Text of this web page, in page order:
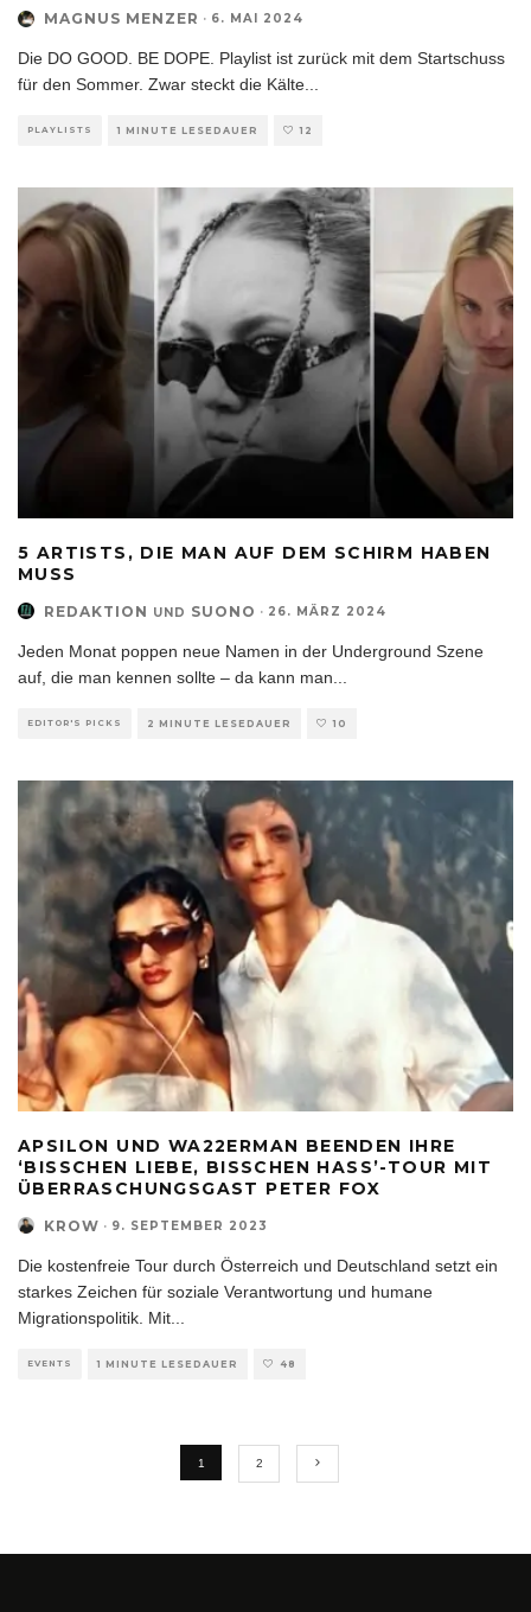
MAGNUS MENZER · 6. MAI 2024
Die DO GOOD. BE DOPE. Playlist ist zurück mit dem Startschuss
für den Sommer. Zwar steckt die Kälte...
PLAYLISTS 1 MINUTE LESEDAUER 12
5 ARTISTS, DIE MAN AUF DEM SCHIRM HABEN
MUSS
REDAKTION UND SUONO · 26. MÄRZ 2024
Jeden Monat poppen neue Namen in der Underground Szene
auf, die man kennen sollte – da kann man
EDITOR'S PICKS 2 MINUTE LESEDAUER 10
APSILON UND WA22ERMAN BEENDEN IHRE
‘BISSCHEN LIEBE, BISSCHEN HASS’-TOUR MIT
ÜBERRASCHUNGSGAST PETER FOX
KROW · 9. SEPTEMBER 2023
Die kostenfreie Tour durch Österreich und Deutschland setzt ein
starkes Zeichen für soziale Verantwortung und humane
Migrationspolitik. Mit
EVENTS 1 MINUTE LESEDAUER 48
1 2